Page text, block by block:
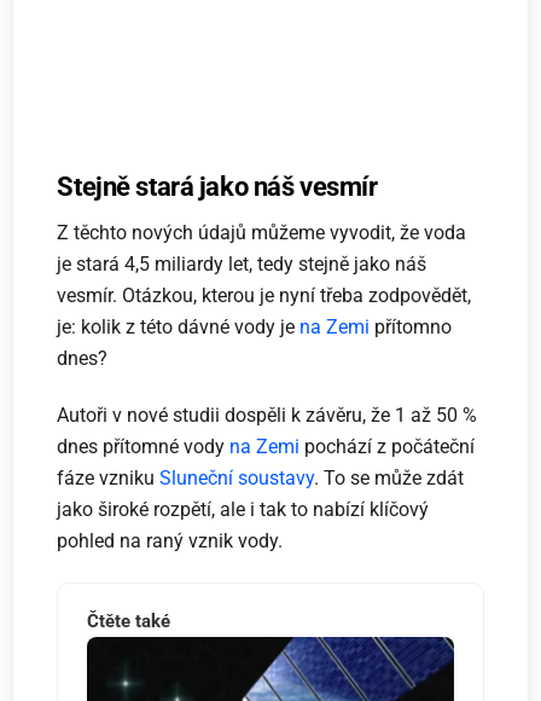
Stejně stará jako náš vesmír
Z těchto nových údajů můžeme vyvodit, že voda
je stará 4,5 miliardy let, tedy stejně jako náš
vesmír. Otázkou, kterou je nyní třeba zodpovědět,
je: kolik z této dávné vody je na Zemi přítomno
dnes?
Autoři v nové studii dospěli k závěru, že 1 až 50 %
dnes přítomné vody na Zemi pochází z počáteční
fáze vznikuSluneční soustavy. To se může zdát
jako široké rozpětí, ale i tak to nabízí klíčový
pohled na raný vznik vody.
Čtěte také